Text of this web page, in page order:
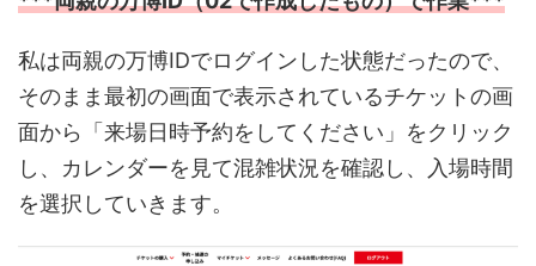
私は両親の万博IDでログインした状態だったので、
そのまま最初の画面で表示されているチケットの画
面から「来場日時予約をしてください」をクリック
し、カレンダーを見て混雑状況を確認し、入場時間
を選択していきます。